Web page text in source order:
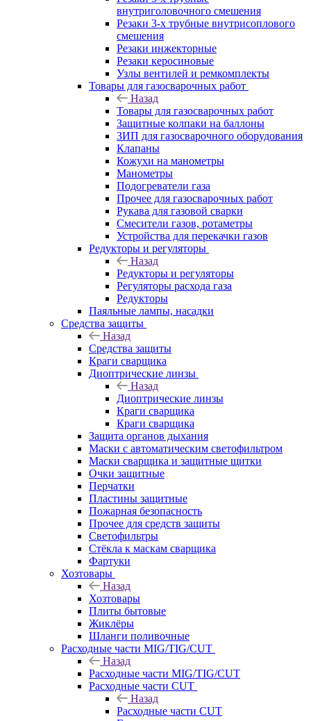
внутриголовочного смешения
Резаки 3-х трубные внутрисоплового
смешения
Резаки инжекторные
Резаки керосиновые
Узлы вентилей и ремкомплекты
Товары для газосварочных работ
Назад
Товары для газосварочных работ
Защитные колпаки на баллоны
ЗИП для газосварочного оборудования
Клапаны
Кожухи на манометры
Манометры
Подогреватели газа
Прочее для газосварочных работ
Рукава для газовой сварки
Смесители газов, ротаметры
Устройства для перекачки газов
Редукторы и регуляторы
Назад
Редукторы и регуляторы
Регуляторы расхода газа
Редукторы
Паяльные лампы, насадки
Средства защиты
Назад
Средства защиты
Краги сварщика
Диоптрические линзы
Назад
Диоптрические линзы
Краги сварщика
Краги сварщика
Защита органов дыхания
Маски с автоматическим светофильтром
Маски сварщика и защитные щитки
Очки защитные
Перчатки
Пластины защитные
Пожарная безопасность
Прочее для средств защиты
Светофильтры
Стёкла к маскам сварщика
Фартуки
Хозтовары
Назад
Хозтовары
Плиты бытовые
Жиклёры
Шланги поливочные
Расходные части MIG/TIG/CUT
Назад
Расходные части MIG/TIG/CUT
Расходные части CUT
Назад
Расходные части CUT